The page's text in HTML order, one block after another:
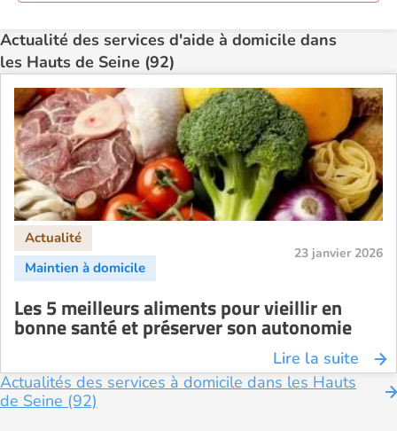
Aide à domicile Toulouse
Recherche par ville
Actualité des services d'aide à domicile dans
les Hauts de Seine (92)
23 janvier 2026
Les 5 meilleurs aliments pour vieillir en
bonne santé et préserver son autonomie
Lire la suite
Actualités des services à domicile dans les Hauts
de Seine (92)